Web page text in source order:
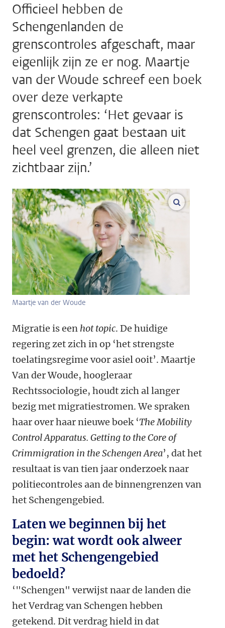
Officieel hebben de
Schengenlanden de
grenscontroles afgeschaft, maar
eigenlijk zijn ze er nog. Maartje
van der Woude schreef een boek
over deze verkapte
grenscontroles: ‘Het gevaar is
dat Schengen gaat bestaan uit
heel veel grenzen, die alleen niet
zichtbaar zijn.’
Maartje van der Woude
vergroot
Migratie is een hot topic. De huidige
regering zet zich in op ‘het strengste
toelatingsregime voor asiel ooit’. Maartje
Van der Woude, hoogleraar
Rechtssociologie, houdt zich al langer
bezig met migratiestromen.We spraken
haar over haar nieuwe boek ‘The Mobility
Control Apparatus. Getting to the Core of
Crimmigration in the Schengen Area’, dat het
resultaat is van tien jaar onderzoek naar
politiecontroles aan de binnengrenzen van
het Schengengebied.
Laten we beginnen bij het
begin: wat wordt ook alweer
met het Schengengebied
bedoeld?
‘"Schengen" verwijst naar de landen die
het Verdrag van Schengen hebben
getekend. Dit verdrag hield in dat